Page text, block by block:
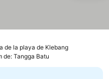
de la playa de KlebangVer
de: Tangga Batu